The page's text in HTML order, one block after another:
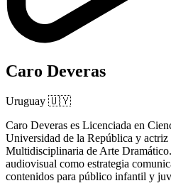
Caro Deveras
Uruguay 🇺🇾
Caro Deveras es Licenciada en
Universidad de la República y actriz
Multidisciplinaria de Arte
audiovisual como estrategia
contenidos para público infantil y